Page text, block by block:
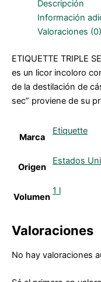
Descripción
Información
Valoraciones (0)
ETIQUETTE TRIPLE
es un licor incoloro
de la destilación de
sec” proviene de su
Marca
Etiquette
Origen
Estados
Volumen
1 l
Valoraciones
No hay valoraciones